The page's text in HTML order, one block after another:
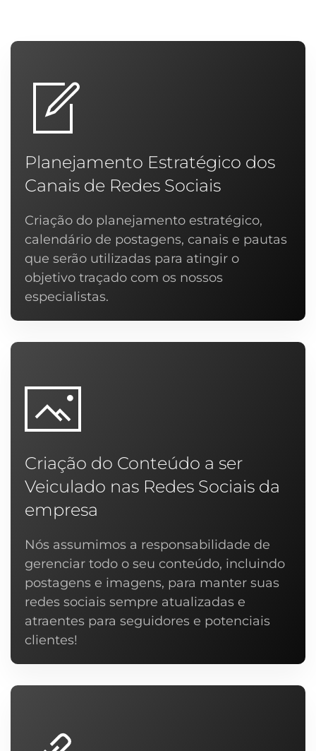
Planejamento Estratégico dos
Canais de Redes Sociais
Criação do planejamento estratégico,
calendário de postagens, canais e pautas
que serão utilizadas para atingir o
objetivo traçado com os nossos
especialistas.
Criação do Conteúdo a ser
Veiculado nas Redes Sociais da
empresa
Nós assumimos a responsabilidade de
gerenciar todo o seu conteúdo, incluindo
postagens e imagens, para manter suas
redes sociais sempre atualizadas e
atraentes para seguidores e potenciais
clientes!